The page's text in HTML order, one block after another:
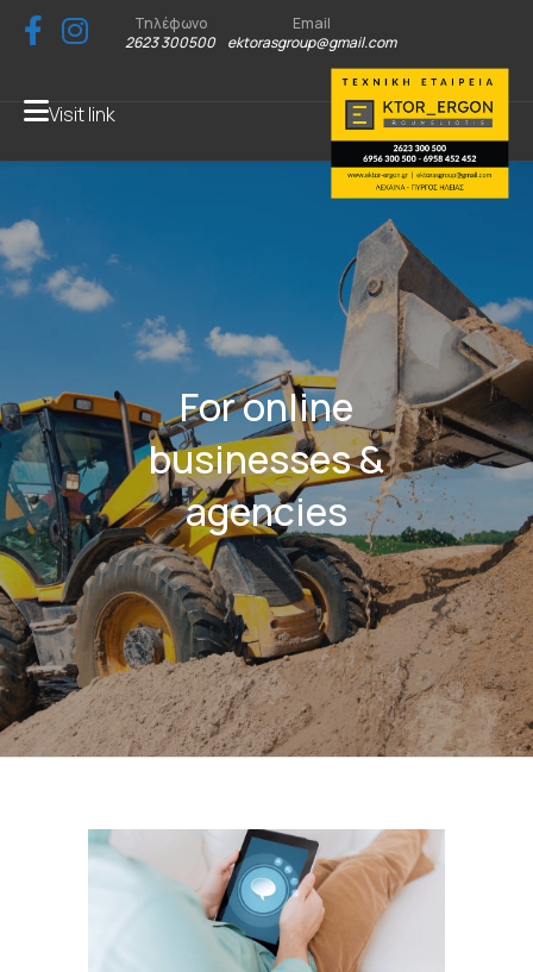
Visit link
Τηλέφωνο
2623 300500
Email
ektorasgroup@gmail.com
For online
businesses &
agencies